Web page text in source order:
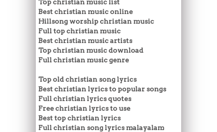
Top christian music list
Best christian music online
Hillsong worship christian music
Full top christian music
Best christian music artists
Top christian music download
Full christian music genre
Top old christian song lyrics
Best christian lyrics to popular songs
Full christian lyrics quotes
Free christian lyrics to use
Best top christian lyrics
Full christian song lyrics malayalam